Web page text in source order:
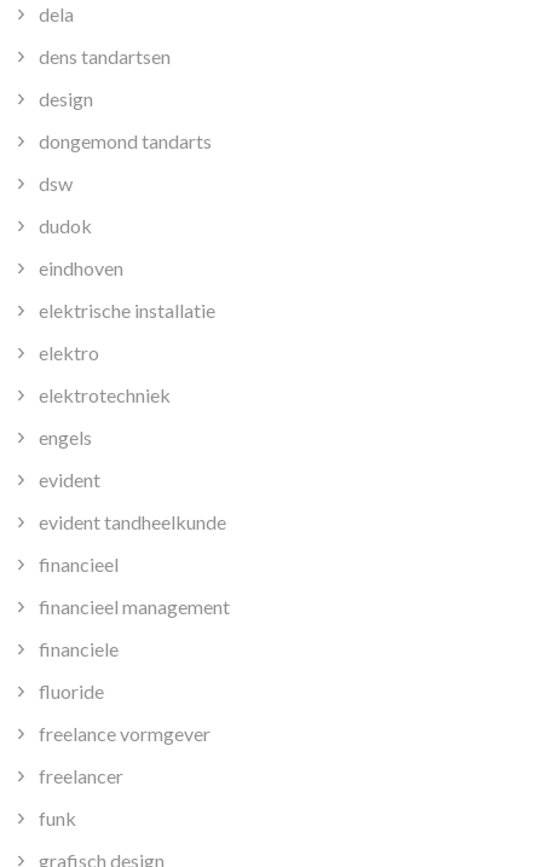
dela
dens tandartsen
design
dongemond tandarts
dsw
dudok
eindhoven
elektrische installatie
elektro
elektrotechniek
engels
evident
evident tandheelkunde
financieel
financieel management
financiele
fluoride
freelance vormgever
freelancer
funk
grafisch design